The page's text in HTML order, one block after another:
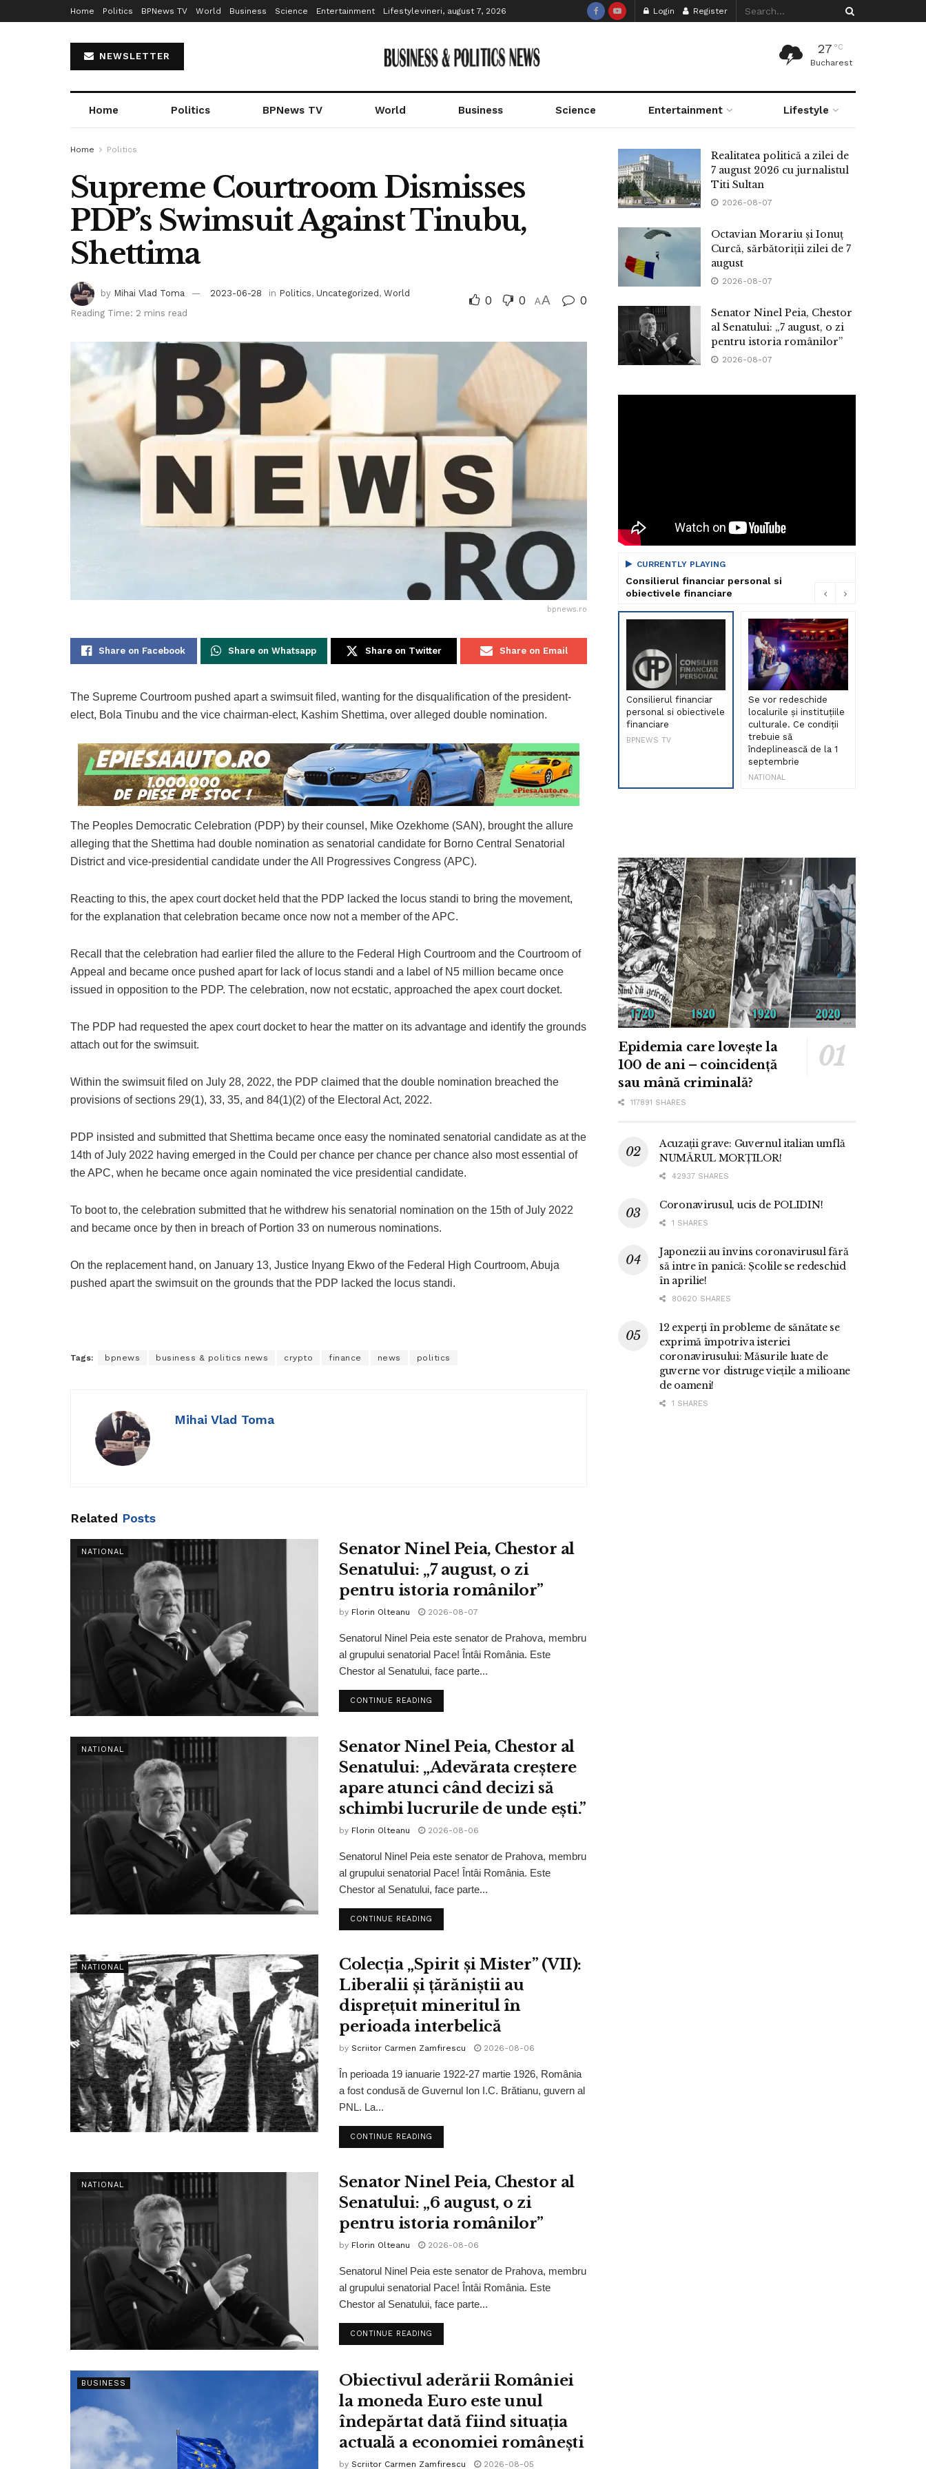
Home Politics BPNews TV World Business Science Entertainment Lifestylevineri, august 7, 2026 Login Register
NEWSLETTER
27 °C
Bucharest
Home Politics BPNews TV World Business Science Entertainment Lifestyle
Home Politics
Supreme Courtroom Dismisses
PDP’s Swimsuit Against Tinubu,
Shettima
by Mihai Vlad Toma 2023-06-28 in Politics, Uncategorized, World
Reading Time: 2 mins read
0 0 AA 0
bpnews.ro
Share on Facebook Share on Whatsapp Share on Twitter Share on Email
The Supreme Courtroom pushed apart a swimsuit filed, wanting for the disqualification of the president-
elect, Bola Tinubu and the vice chairman-elect, Kashim Shettima, over alleged double nomination.
The Peoples Democratic Celebration (PDP) by their counsel, Mike Ozekhome (SAN), brought the allure
alleging that the Shettima had double nomination as senatorial candidate for Borno Central Senatorial
District and vice-presidential candidate under the All Progressives Congress (APC).
Reacting to this, the apex court docket held that the PDP lacked the locus standi to bring the movement,
for the explanation that celebration became once now not a member of the APC.
Recall that the celebration had earlier filed the allure to the Federal High Courtroom and the Courtroom of
Appeal and became once pushed apart for lack of locus standi and a label of N5 million became once
issued in opposition to the PDP. The celebration, now not ecstatic, approached the apex court docket.
The PDP had requested the apex court docket to hear the matter on its advantage and identify the grounds
attach out for the swimsuit.
Within the swimsuit filed on July 28, 2022, the PDP claimed that the double nomination breached the
provisions of sections 29(1), 33, 35, and 84(1)(2) of the Electoral Act, 2022.
PDP insisted and submitted that Shettima became once easy the nominated senatorial candidate as at the
14th of July 2022 having emerged in the Could per chance per chance per chance also most essential of
the APC, when he became once again nominated the vice presidential candidate.
To boot to, the celebration submitted that he withdrew his senatorial nomination on the 15th of July 2022
and became once by then in breach of Portion 33 on numerous nominations.
On the replacement hand, on January 13, Justice Inyang Ekwo of the Federal High Courtroom, Abuja
pushed apart the swimsuit on the grounds that the PDP lacked the locus standi.
Tags: bpnews business & politics news crypto finance news politics
Mihai Vlad Toma
Related Posts
NATIONAL
Senator Ninel Peia, Chestor al
Senatului: „7 august, o zi
pentru istoria românilor”
by Florin Olteanu 2026-08-07
Senatorul Ninel Peia este senator de Prahova, membru
al grupului senatorial Pace! Întâi România. Este
Chestor al Senatului, face parte...
CONTINUE READING
NATIONAL
Senator Ninel Peia, Chestor al
Senatului: „Adevărata creștere
apare atunci când decizi să
schimbi lucrurile de unde ești.”
by Florin Olteanu 2026-08-06
Senatorul Ninel Peia este senator de Prahova, membru
al grupului senatorial Pace! Întâi România. Este
Chestor al Senatului, face parte...
CONTINUE READING
NATIONAL
Colecția „Spirit și Mister” (VII):
Liberalii și țărăniștii au
disprețuit mineritul în
perioada interbelică
by Scriitor Carmen Zamfirescu 2026-08-06
În perioada 19 ianuarie 1922-27 martie 1926, România
a fost condusă de Guvernul Ion I.C. Brătianu, guvern al
PNL. La...
CONTINUE READING
NATIONAL
Senator Ninel Peia, Chestor al
Senatului: „6 august, o zi
pentru istoria românilor”
by Florin Olteanu 2026-08-06
Senatorul Ninel Peia este senator de Prahova, membru
al grupului senatorial Pace! Întâi România. Este
Chestor al Senatului, face parte...
CONTINUE READING
BUSINESS
Obiectivul aderării României
la moneda Euro este unul
îndepărtat dată fiind situația
actuală a economiei românești
by Scriitor Carmen Zamfirescu 2026-08-05
Realitatea politică a zilei de
7 august 2026 cu jurnalistul
Titi Sultan
2026-08-07
Octavian Morariu și Ionuț
Curcă, sărbătoriții zilei de 7
august
2026-08-07
Senator Ninel Peia, Chestor
al Senatului: „7 august, o zi
pentru istoria românilor”
2026-08-07
CURRENTLY PLAYING
Consilierul financiar personal si
obiectivele financiare
Consilierul financiar
personal si obiectivele
financiare
BPNEWS TV
Se vor redeschide
localurile și instituțiile
culturale. Ce condiții
trebuie să
îndeplinească de la 1
septembrie
NATIONAL
Epidemia care lovește la
100 de ani – coincidență
sau mână criminală?
117891 SHARES
Acuzații grave: Guvernul italian umflă
NUMĂRUL MORȚILOR!
42937 SHARES
Coronavirusul, ucis de POLIDIN!
1 SHARES
Japonezii au învins coronavirusul fără
să intre în panică: Școlile se redeschid
în aprilie!
80620 SHARES
12 experți în probleme de sănătate se
exprimă împotriva isteriei
coronavirusului: Măsurile luate de
guverne vor distruge viețile a milioane
de oameni!
1 SHARES